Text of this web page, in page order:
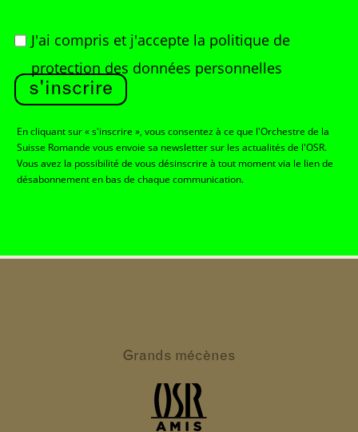
J'ai compris et j'accepte la politique de
protection des données personnelles
s'inscrire
En cliquant sur « s'inscrire », vous consentez à ce que l'Orchestre de la
Suisse Romande vous envoie sa newsletter sur les actualités de l'OSR.
Vous avez la possibilité de vous désinscrire à tout moment via le lien de
désabonnement en bas de chaque communication.
Grands mécènes